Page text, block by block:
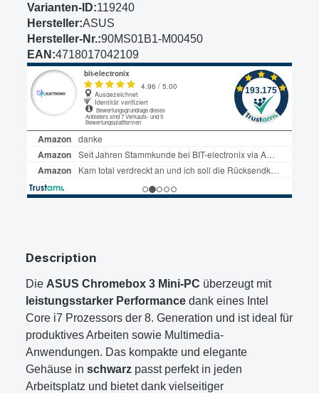
Varianten-ID:119240
Hersteller:ASUS
Hersteller-Nr.:90MS01B1-M00450
EAN:4718017042109
Description
Die ASUS Chromebox 3 Mini-PC überzeugt mit
leistungsstarker Performance dank eines Intel
Core i7 Prozessors der 8. Generation und ist ideal für
produktives Arbeiten sowie Multimedia-
Anwendungen. Das kompakte und elegante
Gehäuse in schwarz passt perfekt in jeden
Arbeitsplatz und bietet dank vielseitiger